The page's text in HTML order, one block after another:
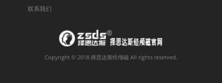
联系我们
Copyright © 2018.择思达斯经颅磁 All rights reserved.